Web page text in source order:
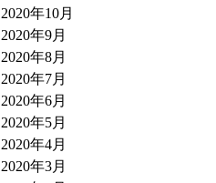
2020年10月
2020年9月
2020年8月
2020年7月
2020年6月
2020年5月
2020年4月
2020年3月